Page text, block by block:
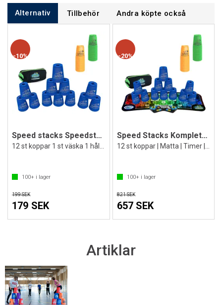
Alternativ Tillbehör Andra köpte också
10%
Speed stacks Speedstackingkoppar Blå
100+ i lager
199 SEK
179 SEK
20%
Speed Stacks Komplett Set
100+i lager
821 SEK
657 SEK
Artiklar